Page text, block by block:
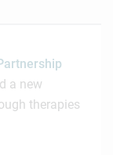
a new
therapies